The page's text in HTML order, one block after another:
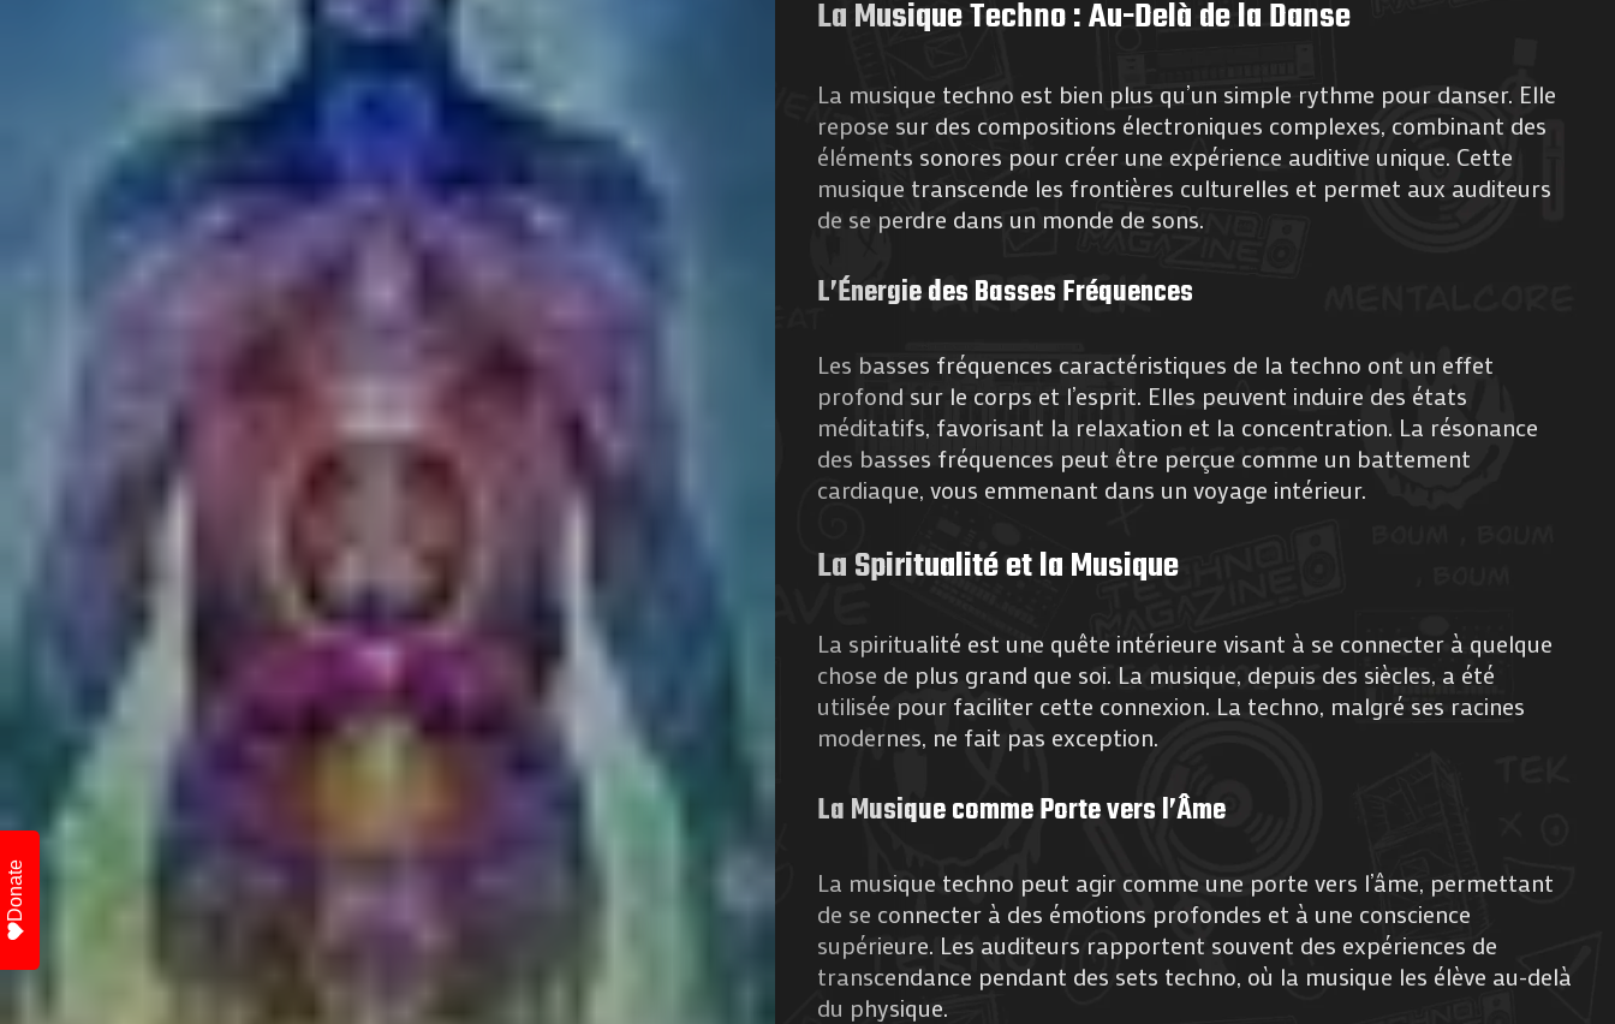
Agenda
Photos
Magazine
À
Propos
de
Nous
La Musique Techno : Au-Delà de la Danse
La musique techno est bien plus qu’un simple rythme pour danser. Elle
repose sur des compositions électroniques complexes, combinant des
éléments sonores pour créer une expérience auditive unique. Cette
musique transcende les frontières culturelles et permet aux auditeurs
de se perdre dans un monde de sons.
L’Énergie des Basses Fréquences
Les basses fréquences caractéristiques de la techno ont un effet
profond sur le corps et l’esprit. Elles peuvent induire des états
méditatifs, favorisant la relaxation et la concentration. La résonance
des basses fréquences peut être perçue comme un battement
cardiaque, vous emmenant dans un voyage intérieur.
La Spiritualité et la Musique
La spiritualité est une quête intérieure visant à se connecter à quelque
chose de plus grand que soi. La musique, depuis des siècles, a été
utilisée pour faciliter cette connexion. La techno, malgré ses racines
modernes, ne fait pas exception.
La Musique comme Porte vers l’Âme
La musique techno peut agir comme une porte vers l’âme, permettant
de se connecter à des émotions profondes et à une conscience
supérieure. Les auditeurs rapportent souvent des expériences de
transcendance pendant des sets techno, où la musique les élève au-delà
du physique.
Donate